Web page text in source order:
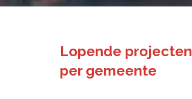
Lopende projecten
per gemeente